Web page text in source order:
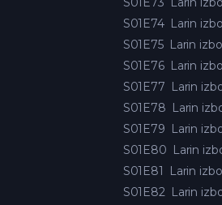
S01E74 Larin
S01E75 Larin
S01E76 Larin
S01E77 Larin
S01E78 Larin
S01E79 Larin
S01E80 Larin
S01E81
Larin
S01E82 Larin